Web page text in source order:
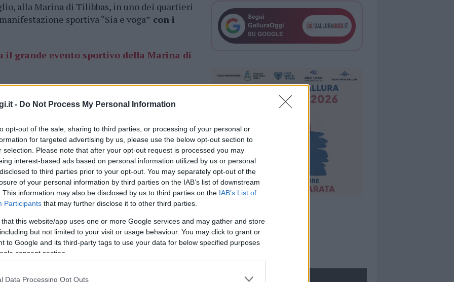
- Do Not Process My Personal Information
opt-out of the sale, sharing to third parties, or processing of your personal or
for targeted advertising by us, please use the below opt-out section to
selection. Please note that after your opt-out request is processed you may
interest-based ads based on personal information utilized by us or personal
to third parties prior to your opt-out. You may separately opt-out of the
of your personal information by third parties on the IAB’s list of downstream
This information may also be disclosed by us to third parties on the IAB’s List of
Participants that may further disclose it to other third parties.
that this website/app uses one or more Google services and may gather and store
but not limited to your visit or usage behaviour. You may click to grant or
to Google and its third-party tags to use your data for below specified purposes
consent section.
Data Processing Opt Outs
alla Marina di Tilibbas, in uno dei quartieri
sportiva “Sia e voga” con i
il grande evento sportivo della Marina di
17, sul porticciolo di via dei Lidi. Anche il
dalla Marina di Olbia,con il presidente
di acqua della Marina.
cliccandoqui
nella sezioneLogindal menù del sito o